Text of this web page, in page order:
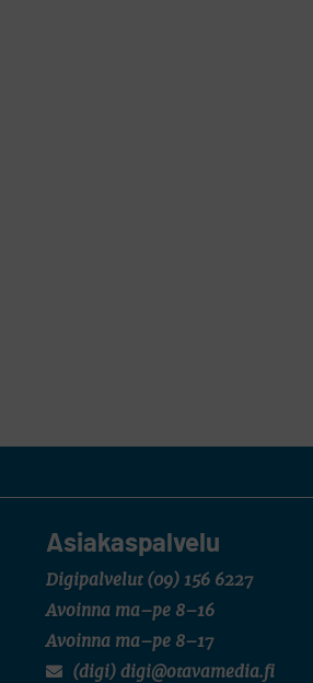
Asiakaspalvelu
Digipalvelut (09) 156 6227
Avoinna ma–pe 8–16
Avoinna ma–pe 8–17
(digi) digi@otavamedia.fi